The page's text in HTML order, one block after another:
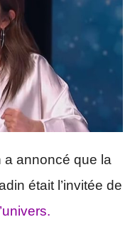
a annoncé que la
était l’invitée de